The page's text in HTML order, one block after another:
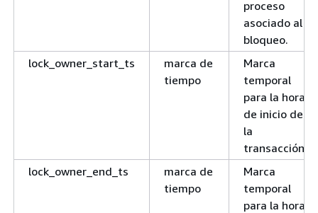
proceso
asociado al
bloqueo.
lock_owner_start_ts
marca de
tiempo
Marca
temporal
para la hora
de inicio de
la
transacción.
lock_owner_end_ts
marca de
tiempo
Marca
temporal
para la hora